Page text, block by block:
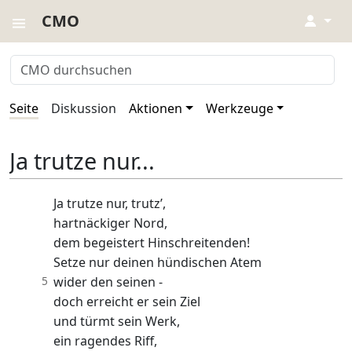
CMO ↓
Seite Diskussion Aktionen Werkzeuge
Ja trutze nur...
Ja trutze nur, trutz’,
hartnäckiger Nord,
dem begeistert Hinschreitenden!
Setze nur deinen hündischen Atem
5 wider den seinen -
doch erreicht er sein Ziel
und türmt sein Werk,
ein ragendes Riff,